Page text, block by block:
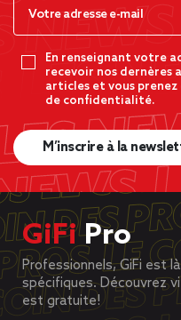
En renseignant votre
recevoir nos dernères
articles et vous
de confidentialité.
M’inscrire à la
GiFiPro
Professionnels, GiFi est
spécifiques. Découvrez
est gratuite!